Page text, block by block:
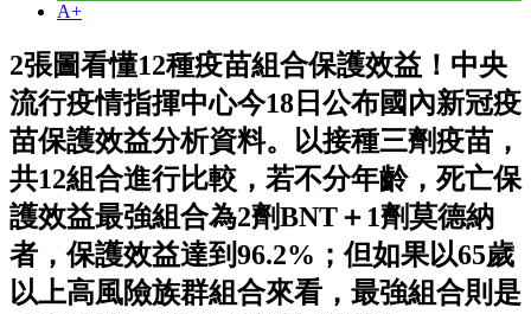
A+
2張圖看懂12種疫苗組合保護效益！中央
流行疫情指揮中心今18日公布國內新冠疫
苗保護效益分析資料。以接種三劑疫苗，
共12組合進行比較，若不分年齡，死亡保
護效益最強組合為2劑BNT＋1劑莫德納
者，保護效益達到96.2%；但如果以65歲
以上高風險族群組合來看，最強組合則是